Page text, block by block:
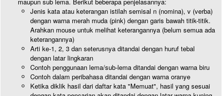
Jenis kata atau keterangan istilah semisal n (nomina), v (verba)
dengan warna merah muda (pink) dengan garis bawah titik-titik.
Arahkan mouse untuk melihat keterangannya (belum semua ada
keterangannya)
Arti ke-1, 2, 3 dan seterusnya ditandai dengan huruf tebal
dengan latar lingkaran
Contoh penggunaan lema/sub-lema ditandai dengan warna biru
Contoh dalam peribahasa ditandai dengan warna oranye
Ketika diklik hasil dari daftar kata "Memuat", hasil yang sesuai